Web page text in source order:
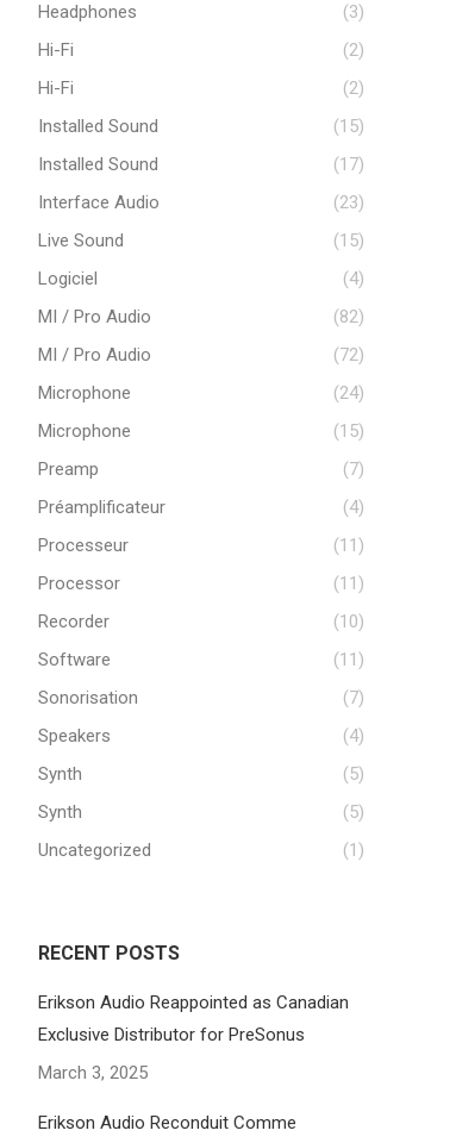
Headphones
(3)
Hi-Fi
(2)
Hi-Fi
(2)
Installed Sound
(15)
Installed Sound
(17)
Interface Audio
(23)
Live Sound
(15)
Logiciel
(4)
MI / Pro Audio
(82)
MI / Pro Audio
(72)
Microphone
(24)
Microphone
(15)
Preamp
(7)
Préamplificateur
(4)
Processeur
(11)
Processor
(11)
Recorder
(10)
Software
(11)
Sonorisation
(7)
Speakers
(4)
Synth
(5)
Synth
(5)
Uncategorized
(1)
RECENT POSTS
Erikson Audio Reappointed as Canadian
Exclusive Distributor for PreSonus
March 3, 2025
Erikson Audio Reconduit Comme